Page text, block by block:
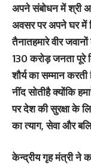
अपने संबोधन में श्री
अवसर पर अपने घर में
तैनातहमारे वीर
130 करोड़ जनता पूरे
शौर्य का सम्मान
नींद सोतीहै क्योंकि
पर देश की सुरक्षा के
का त्याग, सेवा और
केन्द्रीय गृह मंत्री ने